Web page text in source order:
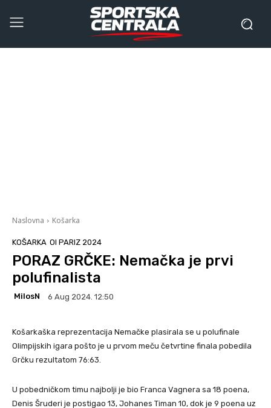
Naslovna Košarka
KOŠARKA OI PARIZ 2024
PORAZ GRČKE: Nemačka je prvi
polufinalista
MilosN 6 Aug 2024. 12:50
Košarkaška reprezentacija Nemačke plasirala se u polufinale
Olimpijskih igara pošto je u prvom meču četvrtine finala pobedila
Grčku rezultatom 76:63.
U pobedničkom timu najbolji je bio Franca Vagnera sa 18 poena,
Denis Šruderi je postigao 13, Johanes Timan 10, dok je 9 poena uz